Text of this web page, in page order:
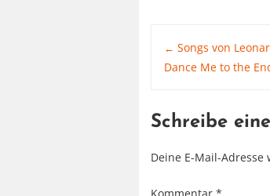
Post
← Songs von
Dance Me to the
Schreibe
Deine E-Mail-
Kommentar *